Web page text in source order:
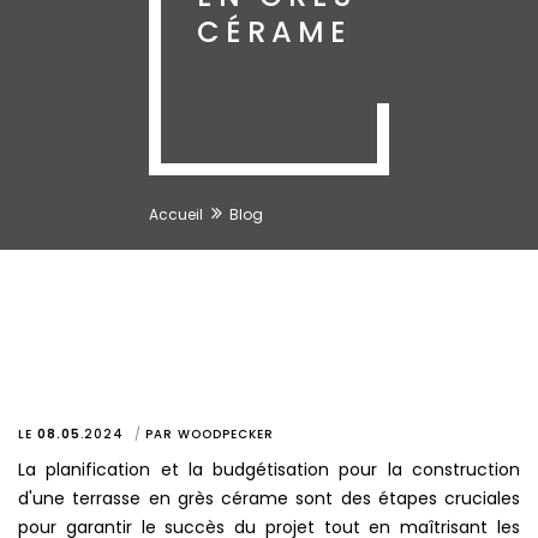
CÉRAME
Accueil Blog
LE 08.05 .2024 PAR WOODPECKER
La planification et la budgétisation pour la construction
d'une terrasse en grès cérame sont des étapes cruciales
pour garantir le succès du projet tout en maîtrisant les